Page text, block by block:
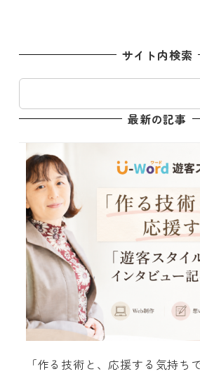
サイト内検索
検
索
最新の記事
「作る技術と、応援する気持ち